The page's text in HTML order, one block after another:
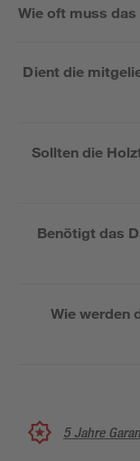
Wie oft muss
Dient die
Sollten die
Benötigt das
Wie werden
5 Jahre